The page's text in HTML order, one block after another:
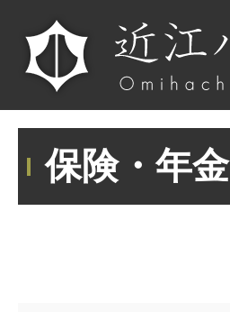
保険・年金